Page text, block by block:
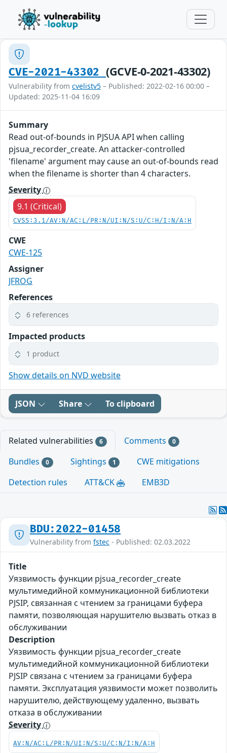
CVE-2021-43302 (GCVE-0-2021-43302)
Vulnerability from cvelistv5 – Published: 2022-02-16 00:00 –
Updated: 2025-11-04 16:09
Summary
Read out-of-bounds in PJSUA API when calling
pjsua_recorder_create. An attacker-controlled
'filename' argument may cause an out-of-bounds read
when the filename is shorter than 4 characters.
Severity
9.1 (Critical)
CVSS:3.1/AV:N/AC:L/PR:N/UI:N/S:U/C:H/I:N/A:H
CWE
CWE-125
Assigner
JFROG
References
6 references
Impacted products
1 product
Show details on NVD website
JSON Share To clipboard
Related vulnerabilities 6 Comments 0
Bundles 0 Sightings 1
CWE mitigations
Detection rules
ATT&CK EMB3D
BDU:2022-01458
Vulnerability from fstec - Published: 02.03.2022
Title
Уязвимость функции pjsua_recorder_create
мультимедийной коммуникационной библиотеки
PJSIP, связанная с чтением за границами буфера
памяти, позволяющая нарушителю вызвать отказ в
обслуживании
Description
Уязвимость функции pjsua_recorder_create
мультимедийной коммуникационной библиотеки
PJSIP связана с чтением за границами буфера
памяти. Эксплуатация уязвимости может позволить
нарушителю, действующему удаленно, вызвать
отказа в обслуживании
Severity
AV:N/AC:L/PR:N/UI:N/S:U/C:N/I:N/A:H